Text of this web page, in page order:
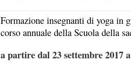
Formazione insegnanti di yoga in
corso annuale della Scuola della
a partire dal 23 settembre 2017